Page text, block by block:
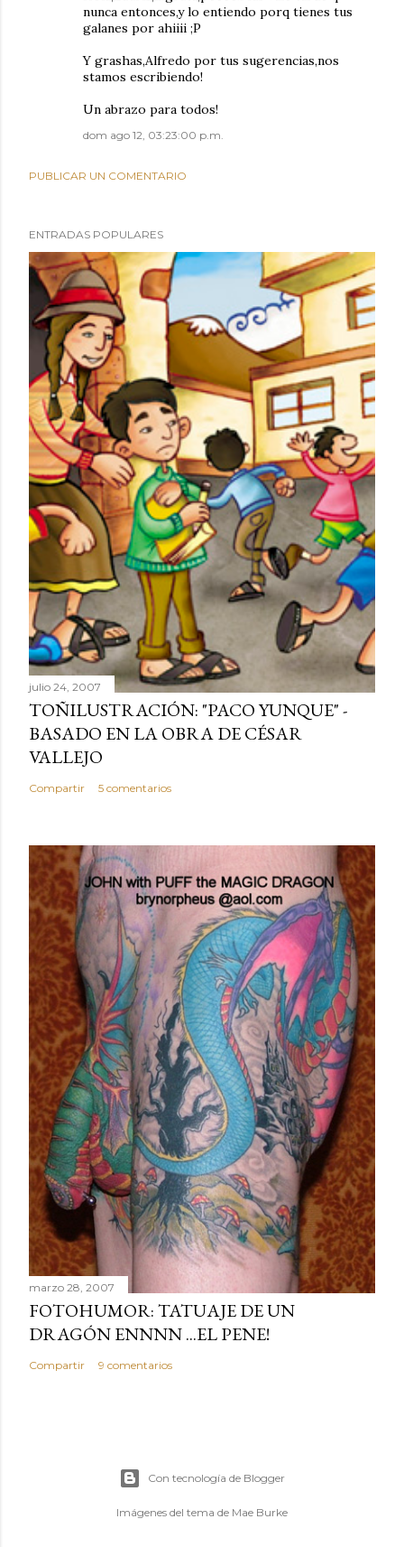
nunca entonces,y lo entiendo porq tienes tus
galanes por ahiiii ;P
Y grashas,Alfredo por tus sugerencias,nos
stamos escribiendo!
Un abrazo para todos!
dom ago 12, 03:23:00 p.m.
PUBLICAR UN COMENTARIO
ENTRADAS POPULARES
julio 24, 2007
TOÑILUSTRACIÓN: "PACO YUNQUE" -
BASADO EN LA OBRA DE CÉSAR
VALLEJO
Compartir 5 comentarios
marzo 28, 2007
FOTOHUMOR: TATUAJE DE UN
DRAGÓN ENNNN ...EL PENE!
Compartir 9 comentarios
Con tecnología de Blogger
Imágenes del tema de Mae Burke